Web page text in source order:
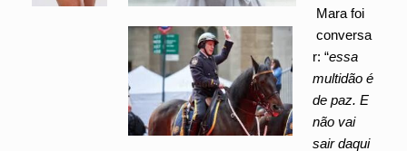
Mara foi
conversa
r: “essa
multidão é
de paz. E
não vai
sair daqui